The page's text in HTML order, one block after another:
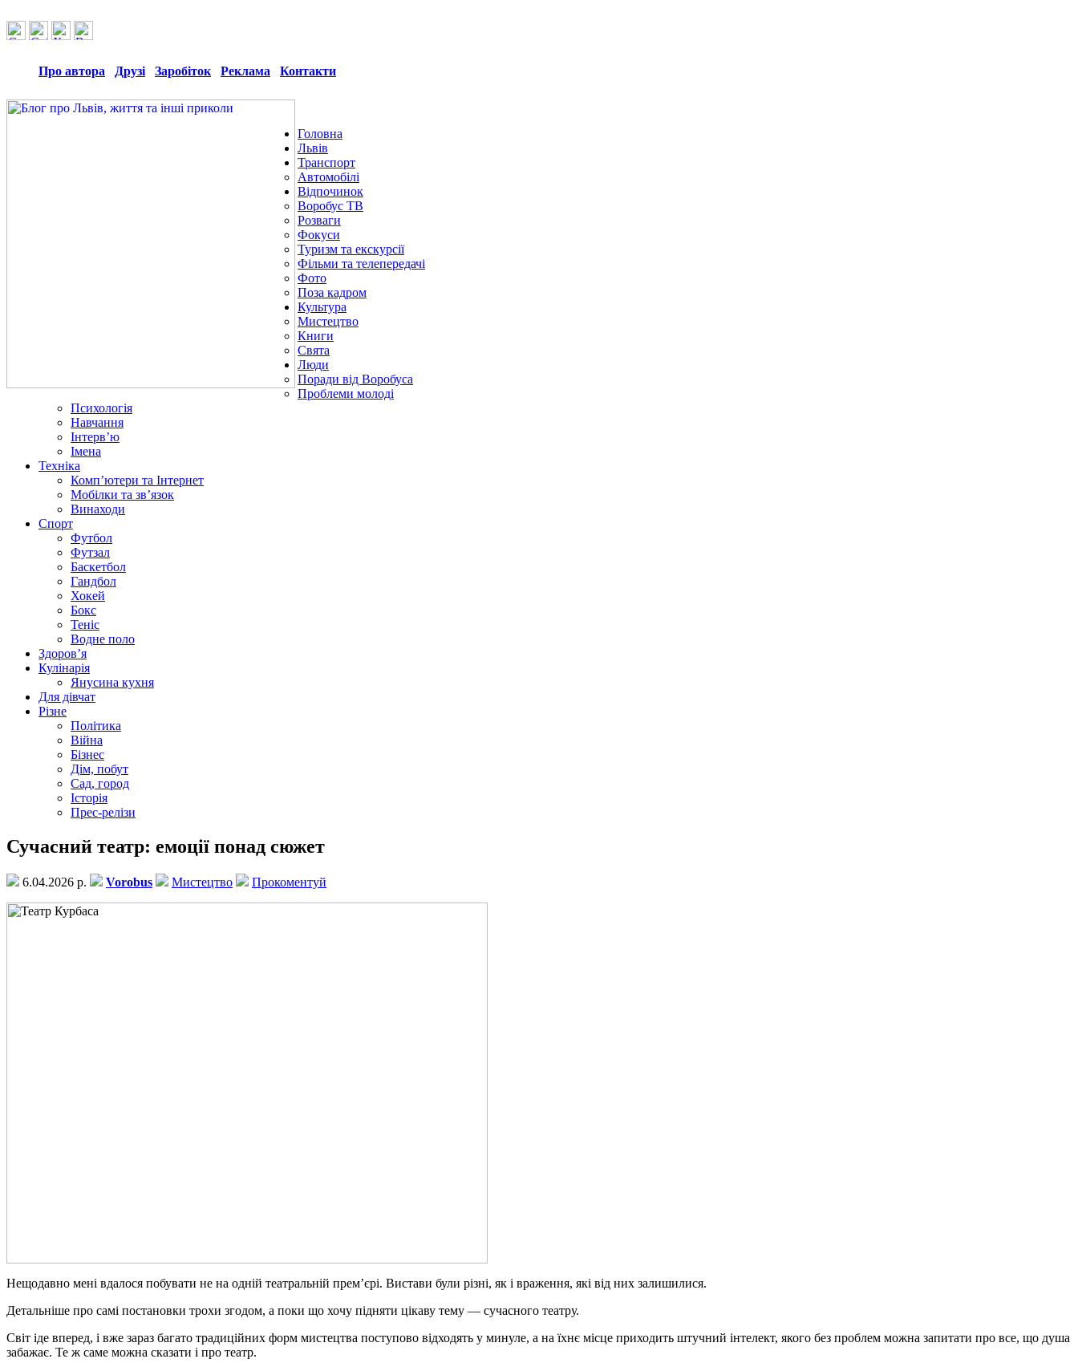
Про автора Друзі Заробіток Реклама Контакти
Головна
Львів
Транспорт
Автомобілі
Відпочинок
Воробус ТВ
Розваги
Фокуси
Туризм та екскурсії
Фільми та телепередачі
Фото
Поза кадром
Культура
Мистецтво
Книги
Свята
Люди
Поради від Воробуса
Проблеми молоді
Психологія
Навчання
Інтерв’ю
Імена
Техніка
Комп’ютери та Інтернет
Мобілки та зв’язок
Винаходи
Спорт
Футбол
Футзал
Баскетбол
Гандбол
Хокей
Бокс
Теніс
Водне поло
Здоров’я
Кулінарія
Янусина кухня
Для дівчат
Різне
Політика
Війна
Бізнес
Дім, побут
Сад, город
Історія
Прес-релізи
Сучасний театр: емоції понад сюжет
6.04.2026 р. Vorobus Мистецтво Прокоментуй
Нещодавно мені вдалося побувати не на одній театральній прем’єрі. Вистави були різні, як і враження, які від них залишилися.
Детальніше про самі постановки трохи згодом, а поки що хочу підняти цікаву тему — сучасного театру.
Світ іде вперед, і вже зараз багато традиційних форм мистецтва поступово відходять у минуле, а на їхнє місце приходить штучний інтелект, якого без проблем можна запитати про все, що душа
забажає. Те ж саме можна сказати і про театр.